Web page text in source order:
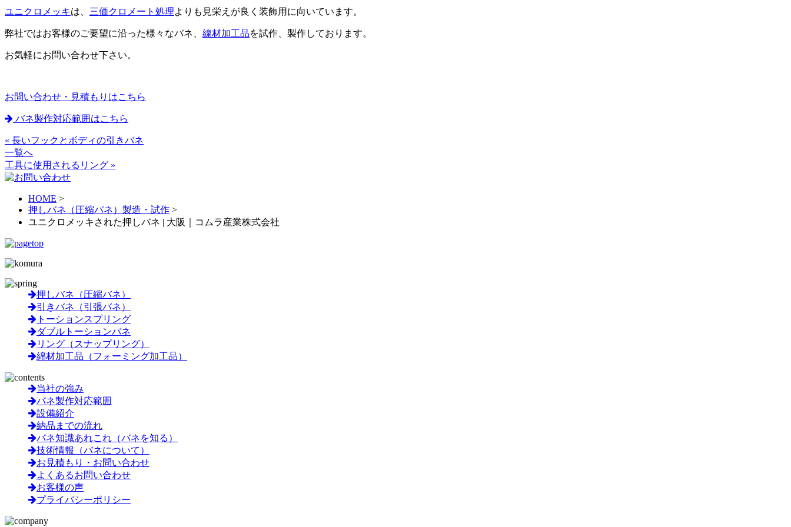
ユニクロメッキは、 三価クロメート処理よりも見栄えが良く装飾用に向いています。
弊社ではお客様のご要望に沿った様々なバネ、 線材加工品を試作、製作しております。
お気軽にお問い合わせ下さい。
お問い合わせ・見積もりはこちら
バネ製作対応範囲はこちら
« 長いフックとボディの引きバネ
一覧へ
工具に使用されるリング »
HOME >
押しバネ（圧縮バネ）製造・試作 >
ユニクロメッキされた押しバネ | 大阪｜コムラ産業株式会社
押しバネ（圧縮バネ）
引きバネ（引張バネ）
トーションスプリング
ダブルトーションバネ
リング（スナップリング）
綿材加工品（フォーミング加工品）
当社の強み
バネ製作対応範囲
設備紹介
納品までの流れ
バネ知識あれこれ（バネを知る）
技術情報（バネについて）
お見積もり・お問い合わせ
よくあるお問い合わせ
お客様の声
プライバシーポリシー